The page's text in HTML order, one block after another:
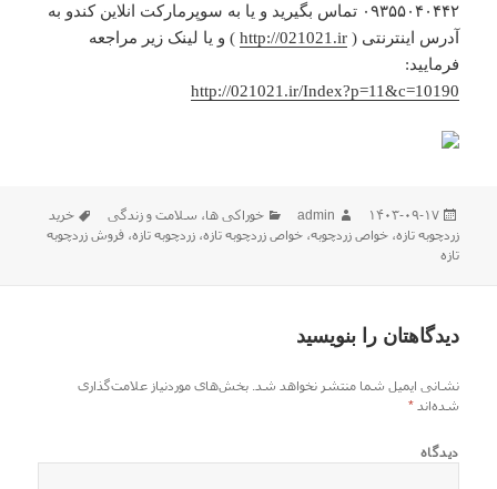
۰۹۳۵۵۰۴۰۴۴۲ تماس بگیرید و یا به سوپرمارکت انلاین کندو به
آدرس اینترنتی (http://021021.ir ) و یا لینک زیر مراجعه
فرمایید:
http://021021.ir/Index?p=11&c=10190
ارسال
شده
۱۴۰۳-۰۹-۱۷ نویسنده
admin دسته‌ها
خوراکی ها، سلامت و زندگی برچسب‌ها
خرید
زردچوبه تازه،خواص زردچوبه،خواص زردچوبه تازه،زردچوبه تازه،فروش زردچوبه
تازه
دیدگاهتان را بنویسید
نشانی ایمیل شما منتشر نخواهد شد. بخش‌های موردنیاز علامت‌گذاری
شده‌اند*
دیدگاه